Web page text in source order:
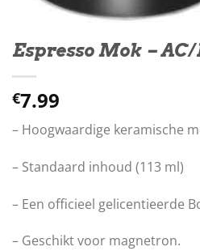
Espresso Mok –
€7.99
– Hoogwaardige keramische
– Standaard inhoud (113 ml)
– Een officieel gelicentieerde
– Geschikt voor magnetron.